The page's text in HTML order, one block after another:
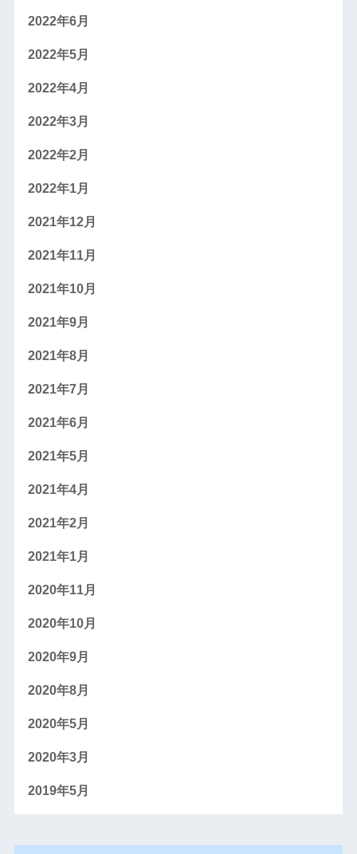
2022年6月
2022年5月
2022年4月
2022年3月
2022年2月
2022年1月
2021年12月
2021年11月
2021年10月
2021年9月
2021年8月
2021年7月
2021年6月
2021年5月
2021年4月
2021年2月
2021年1月
2020年11月
2020年10月
2020年9月
2020年8月
2020年5月
2020年3月
2019年5月